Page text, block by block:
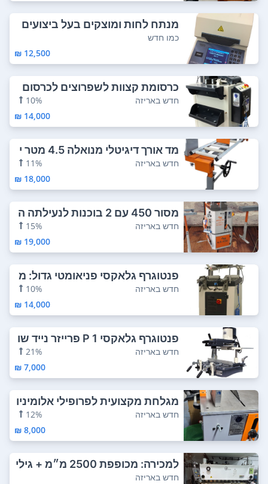
מנתח לחות ומוצקים בעל ביצועים
גבוהים, המ...
כמו חדש
12,500 ₪
כרסומת קצוות לשפרוצים לכרסום
החריצים בפר...
חדש באריזה
10%
14,000 ₪
מד אורך דיגיטלי מנואלה 4.5 מטר י
מין ניתן...
חדש באריזה
11%
18,000 ₪
מסור 450 עם 2 בוכנות לנעילתה ה
חומר, עם ...
חדש באריזה
15%
19,000 ₪
פנטוגרף גלאקסי פניאומטי גדול: מ
כונת העת...
חדש באריזה
10%
14,000 ₪
פנטוגרף גלאקסי P 1 פרייזר נייד שו
לחני מ...
חדש באריזה
21%
7,000 ₪
מגלחת מקצועית לפרופילי אלומיניו
ם קוטר די...
חדש באריזה
12%
8,000 ₪
למכירה: מכופפת 2500 מ״מ + גילי
וטינה 2500...
חדש באריזה